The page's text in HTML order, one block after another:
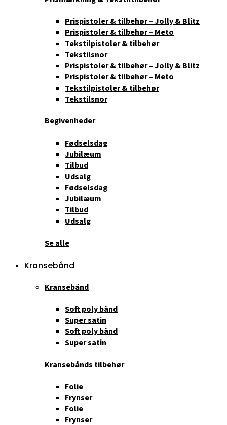
Prispistoler & tilbehør – Jolly & Blitz
Prispistoler & tilbehør – Meto
Tekstilpistoler & tilbehør
Tekstilsnor
Prispistoler & tilbehør – Jolly & Blitz
Prispistoler & tilbehør – Meto
Tekstilpistoler & tilbehør
Tekstilsnor
Begivenheder
Fødselsdag
Jubilæum
Tilbud
Udsalg
Fødselsdag
Jubilæum
Tilbud
Udsalg
Se alle
Kransebånd
Kransebånd
Soft poly bånd
Super satin
Soft poly bånd
Super satin
Kransebånds tilbehør
Folie
Frynser
Folie
Frynser